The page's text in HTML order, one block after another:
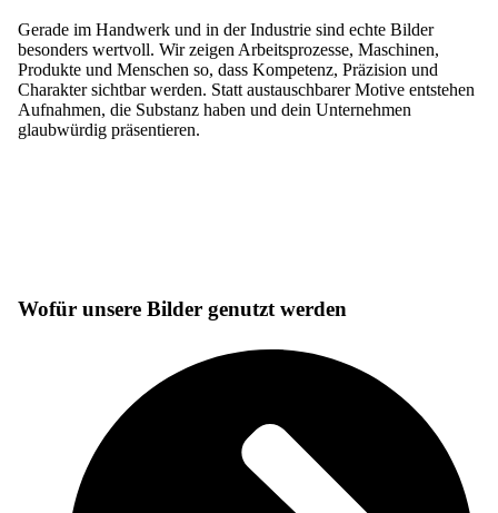
Gerade im Handwerk und in der Industrie sind echte Bilder
besonders wertvoll. Wir zeigen Arbeitsprozesse, Maschinen,
Produkte und Menschen so, dass Kompetenz, Präzision und
Charakter sichtbar werden. Statt austauschbarer Motive entstehen
Aufnahmen, die Substanz haben und dein Unternehmen
glaubwürdig präsentieren.
Wofür unsere Bilder genutzt werden